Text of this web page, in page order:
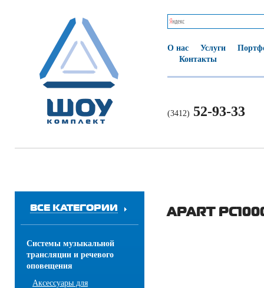
О нас Услуги
Контакты
(3412) 52-93-33
ВСЕ КАТЕГОРИИ
Системы музыкальной
трансляции и речевого
оповещения
Аксессуары для
APART